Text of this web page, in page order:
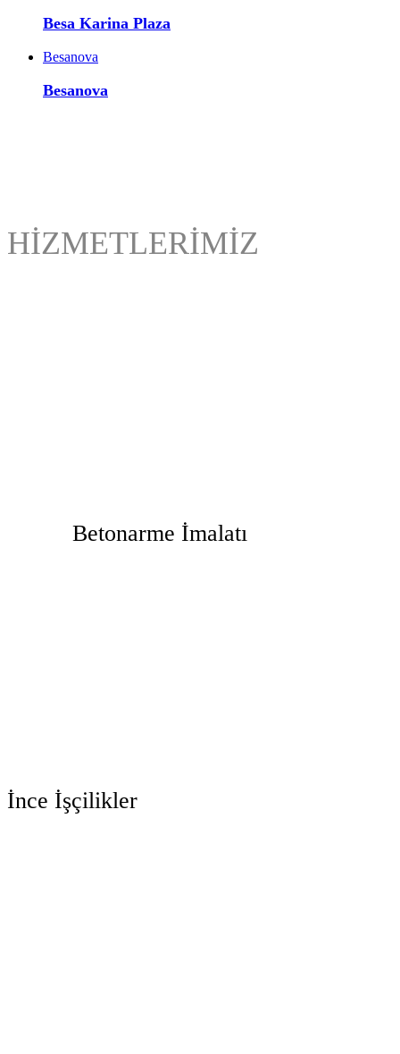
Besa Karina Plaza
Besanova
Besanova
HİZMETLERİMİZ
Betonarme İmalatı
İnce İşçilikler